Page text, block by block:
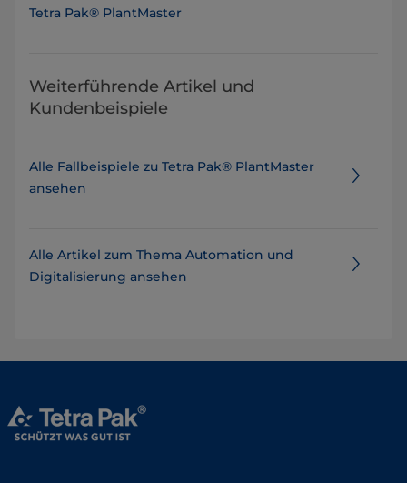
Tetra Pak® PlantMaster
Weiterführende Artikel und
Kundenbeispiele
Alle Fallbeispiele zu Tetra Pak® PlantMaster
ansehen
Alle Artikel zum Thema Automation und
Digitalisierung ansehen